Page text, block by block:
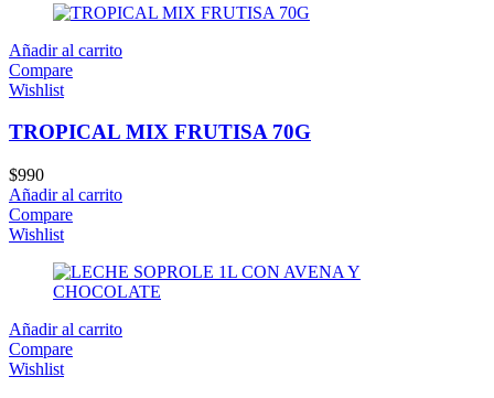
Añadir al carrito
Compare
Wishlist
TROPICAL MIX FRUTISA 70G
$990
Añadir al carrito
Compare
Wishlist
Añadir al carrito
Compare
Wishlist